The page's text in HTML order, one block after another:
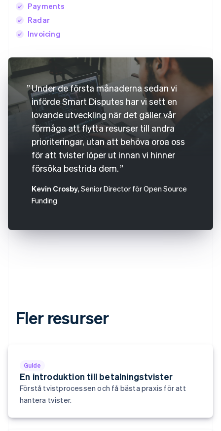
Payments
Radar
Invoicing
Under de första månaderna sedan vi
införde Smart Disputes har vi sett en
lovande utveckling när det gäller vår
förmåga att flytta resurser till andra
prioriteringar, utan att behöva oroa oss
för att tvister löper ut innan vi hinner
försöka bestrida dem.
Kevin Crosby, Senior Director för Open Source
Funding
Fler resurser
Guide
En introduktion till betalningstvister
Förstå tvistprocessen och få bästa praxis för att
hantera tvister.
Australien
English
Belgien
NederlandsFrançais DeutschEnglish
Brasilien
Português English
Bulgarien
English
English
Danmark
Gibraltar
English
English
Indien
English
Irland
Italien